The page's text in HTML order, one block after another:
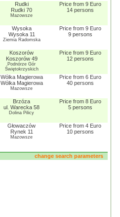
Rudki
Rudki 70
Mazowsze
Price from 9 Euro
14 persons
Wysoka
Wysoka 11
Ziemia Radomska
Price from 9 Euro
9 persons
Koszorów
Koszorów 49
Podnórze Gór
Świętokrzyskich
Price from 9 Euro
12 persons
Wólka Magierowa
Wólka Magierowa
Mazowsze
Price from 6 Euro
40 persons
Brzóza
ul. Warecka 58
Dolina Pilicy
Price from 8 Euro
5 persons
Głowaczów
Rynek 11
Mazowsze
Price from 4 Euro
10 persons
change search parameters